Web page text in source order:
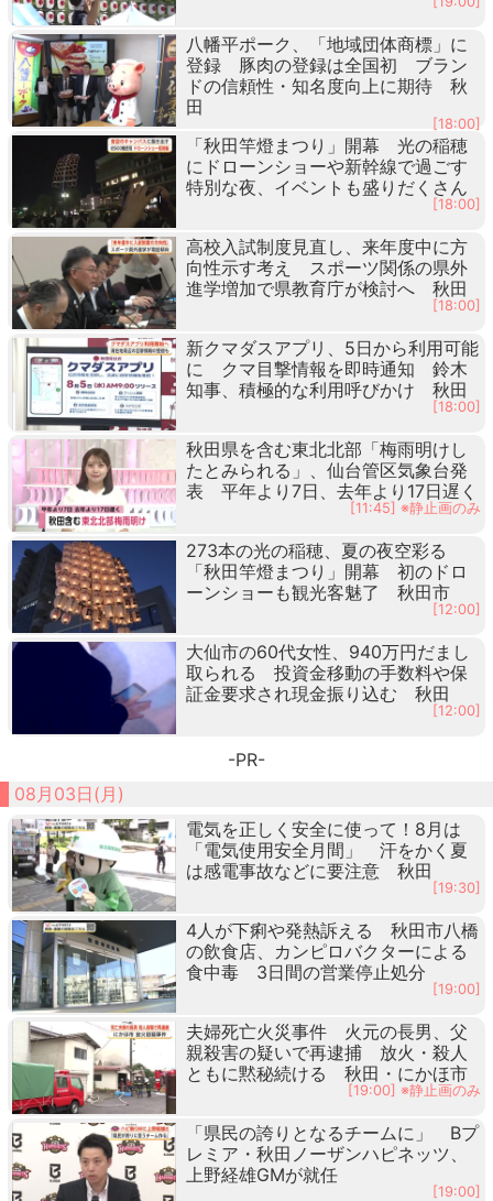
八幡平ポーク、「地域団体商標」に
登録 豚肉の登録は全国初 ブラン
ドの信頼性・知名度向上に期待 秋
田
[18:00]
「秋田竿燈まつり」開幕 光の稲穂
にドローンショーや新幹線で過ごす
特別な夜、イベントも盛りだくさん
[18:00]
高校入試制度見直し、来年度中に方
向性示す考え スポーツ関係の県外
進学増加で県教育庁が検討へ 秋田
[18:00]
新クマダスアプリ、5日から利用可能
に クマ目撃情報を即時通知 鈴木
知事、積極的な利用呼びかけ 秋田
[18:00]
秋田県を含む東北北部「梅雨明けし
たとみられる」、仙台管区気象台発
表 平年より7日、去年より17日遅く
[11:45] ※静止画のみ
273本の光の稲穂、夏の夜空彩る
「秋田竿燈まつり」開幕 初のドロ
ーンショーも観光客魅了 秋田市
[12:00]
大仙市の60代女性、940万円だまし
取られる 投資金移動の手数料や保
証金要求され現金振り込む 秋田
[12:00]
-PR-
08月03日(月)
電気を正しく安全に使って！8月は
「電気使用安全月間」 汗をかく夏
は感電事故などに要注意 秋田
[19:30]
4人が下痢や発熱訴える 秋田市八橋
の飲食店、カンピロバクターによる
食中毒 3日間の営業停止処分
[19:00]
夫婦死亡火災事件 火元の長男、父
親殺害の疑いで再逮捕 放火・殺人
ともに黙秘続ける 秋田・にかほ市
[19:00] ※静止画のみ
「県民の誇りとなるチームに」 Bプ
レミア・秋田ノーザンハピネッツ、
上野経雄GMが就任
[19:00]